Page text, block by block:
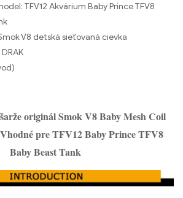
TFV12 Akvárium Baby Prince TFV8
V8 detská sieťovaná cievka
DRAK
originál Smok V8 Baby Mesh Coil
pre TFV12 Baby Prince TFV8
Baby Beast Tank